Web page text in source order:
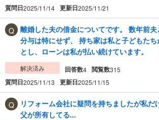
質問日2025/11/14 更新日2025/11/21
離婚した夫の借金についてです。 数年前
分与は特にせず、 持ち家は私と子どもた
とし、ローンは私が払い続けています。
解決済み 回答数4 閲覧数315
質問日2025/11/13 更新日2025/11/15
リフォーム会社に疑問を持ちましたが私だ
父が所有してる...